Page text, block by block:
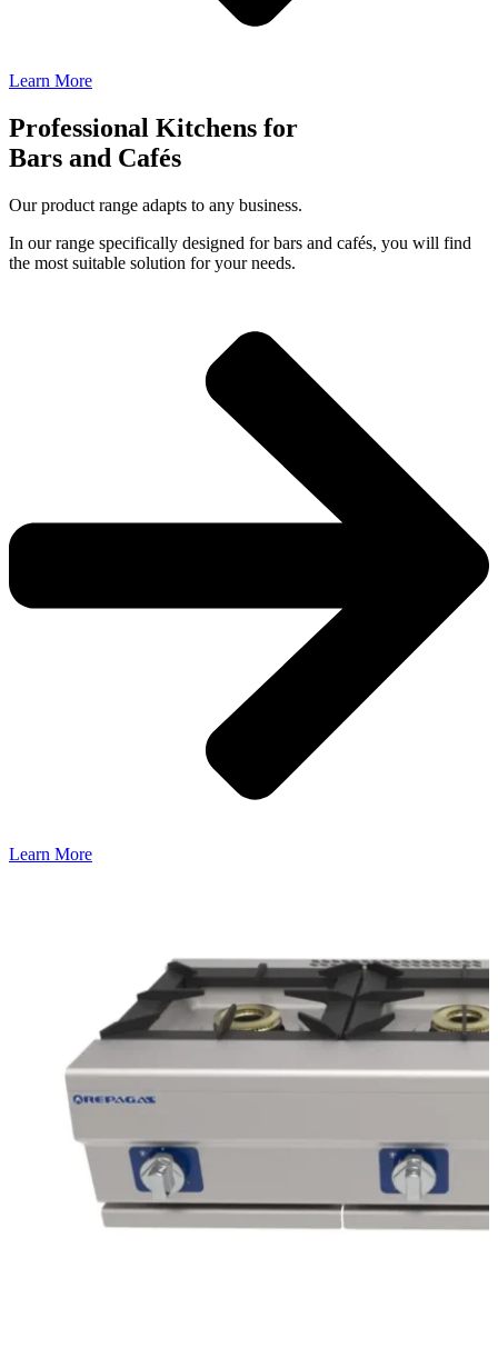
Learn More
Professional Kitchens for
Bars and Cafés
Our product range adapts to any business.
In our range specifically designed for bars and cafés, you will find
the most suitable solution for your needs.
Learn More